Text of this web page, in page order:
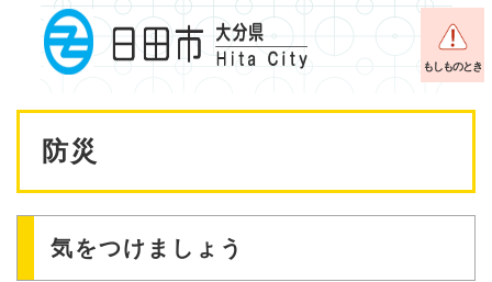
メニューを飛ばして本文へ
もしものとき
防災
気をつけましょう